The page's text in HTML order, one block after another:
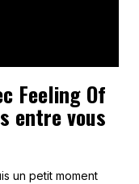
Feeling Of
entre vous
un petit moment